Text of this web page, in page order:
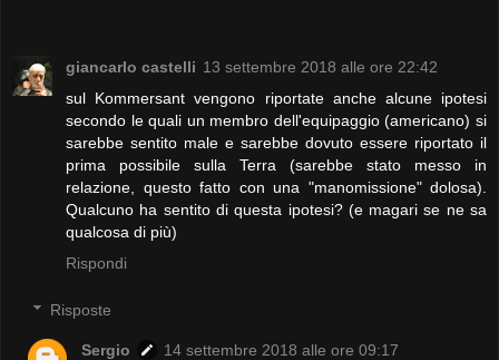
giancarlo castelli 13 settembre 2018 alle ore 22:42
sul Kommersant vengono riportate anche alcune ipotesi
secondo le quali un membro dell'equipaggio (americano) si
sarebbe sentito male e sarebbe dovuto essere riportato il
prima possibile sulla Terra (sarebbe stato messo in
relazione, questo fatto con una "manomissione" dolosa).
Qualcuno ha sentito di questa ipotesi? (e magari se ne sa
qualcosa di più)
Rispondi
Risposte
Sergio
14 settembre 2018 alle ore 09:17